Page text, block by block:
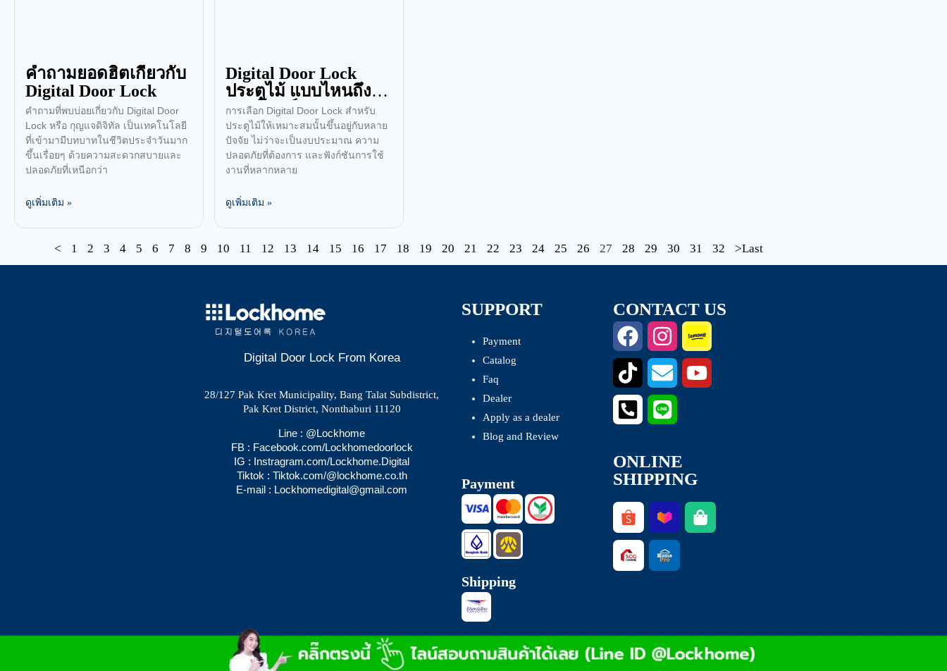
คำถามยอดฮิตเกี่ยวกับ
Digital Door Lock
คำถามที่พบบ่อยเกี่ยวกับ Digital Door
Lock หรือ กุญแจดิจิทัล เป็นเทคโนโลยี
ที่เข้ามามีบทบาทในชีวิตประจำวันมาก
ขึ้นเรื่อยๆ ด้วยความสะดวกสบายและ
ปลอดภัยที่เหนือกว่า
ดูเพิ่มเติม »
Digital Door Lock
ประตูไม้ แบบไหนถึงจะ
ตอบโจทย์ ?
การเลือก Digital Door Lock สำหรับ
ประตูไม้ให้เหมาะสมนั้นขึ้นอยู่กับหลาย
ปัจจัย ไม่ว่าจะเป็นงบประมาณ ความ
ปลอดภัยที่ต้องการ และฟังก์ชันการใช้
งานที่หลากหลาย
ดูเพิ่มเติม »
< 1 2 3 4 5 6 7 8 9 10 11 12 13 14 15 16 17 18 19 20 21 22 23 24 25 26 27 28 29 30 31 32 >Last
Digital Door Lock From Korea
28/127 Pak Kret Municipality, Bang Talat Subdistrict,
Pak Kret District, Nonthaburi 11120
Line : @Lockhome
FB : Facebook.com/Lockhomedoorlock
IG : Instragram.com/Lockhome.Digital
Tiktok : Tiktok.com/@lockhome.co.th
E-mail : Lockhomedigital@gmail.com
SUPPORT
Payment
Catalog
Faq
Dealer
Apply as a dealer
Blog and Review
Payment
Shipping
CONTACT US
ONLINE
SHIPPING